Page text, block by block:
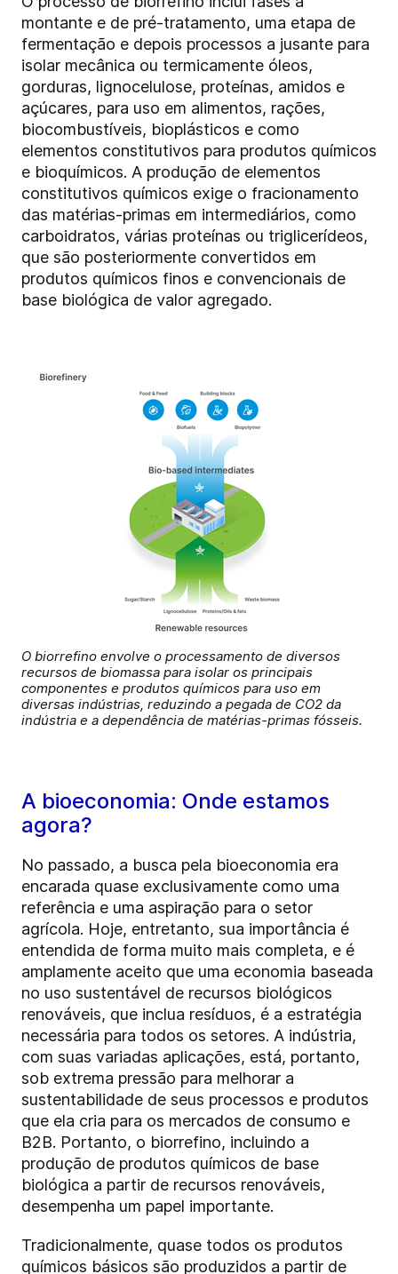
montante e de pré-tratamento, uma etapa de
fermentação e depois processos a jusante para
isolar mecânica ou termicamente óleos,
gorduras, lignocelulose, proteínas, amidos e
açúcares, para uso em alimentos, rações,
biocombustíveis, bioplásticos e como
elementos constitutivos para produtos químicos
e bioquímicos. A produção de elementos
constitutivos químicos exige o fracionamento
das matérias-primas em intermediários, como
carboidratos, várias proteínas ou triglicerídeos,
que são posteriormente convertidos em
produtos químicos finos e convencionais de
base biológica de valor agregado.
O biorrefino envolve o processamento de diversos
recursos de biomassa para isolar os principais
componentes e produtos químicos para uso em
diversas indústrias, reduzindo a pegada de CO2 da
indústria e a dependência de matérias-primas fósseis.
A bioeconomia: Onde estamos
agora?
No passado, a busca pela bioeconomia era
encarada quase exclusivamente como uma
referência e uma aspiração para o setor
agrícola. Hoje, entretanto, sua importância é
entendida de forma muito mais completa, e é
amplamente aceito que uma economia baseada
no uso sustentável de recursos biológicos
renováveis, que inclua resíduos, é a estratégia
necessária para todos os setores. A indústria,
com suas variadas aplicações, está, portanto,
sob extrema pressão para melhorar a
sustentabilidade de seus processos e produtos
que ela cria para os mercados de consumo e
B2B. Portanto, o biorrefino, incluindo a
produção de produtos químicos de base
biológica a partir de recursos renováveis,
desempenha um papel importante.
Tradicionalmente, quase todos os produtos
químicos básicos são produzidos a partir de